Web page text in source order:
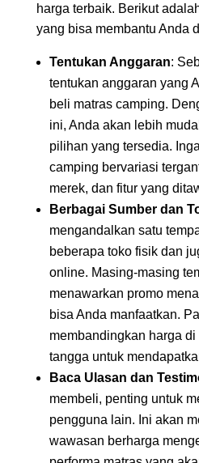
harga terbaik. Berikut
yang bisa membantu Anda
Tentukan Anggaran:
tentukan anggaran yang
beli matras camping.
ini, Anda akan lebih
pilihan yang tersedia.
camping bervariasi
merek, dan fitur yang
Berbagai Sumber dan
mengandalkan satu
beberapa toko fisik dan
online. Masing-masing
menawarkan promo
bisa Anda manfaatkan.
membandingkan harga
tangga untuk
Baca Ulasan dan
membeli, penting untuk
pengguna lain. Ini akan
wawasan berharga